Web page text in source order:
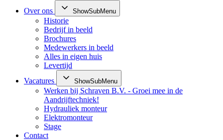
Over ons
ShowSubMenu
Historie
Bedrijf in beeld
Brochures
Medewerkers in beeld
Alles in eigen huis
Levertijd
Vacatures
ShowSubMenu
Werken bij Schraven B.V. - Groei mee in de
Aandrijftechniek!
Hydrauliek monteur
Elektromonteur
Stage
Contact